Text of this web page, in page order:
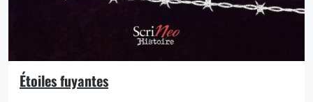
Étoiles fuyantes